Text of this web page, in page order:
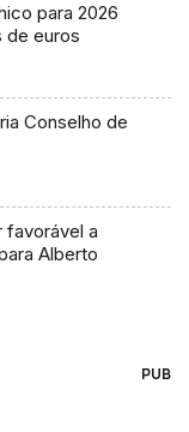
para 2026
de euros
Conselho de
favorável a
Alberto
PUB